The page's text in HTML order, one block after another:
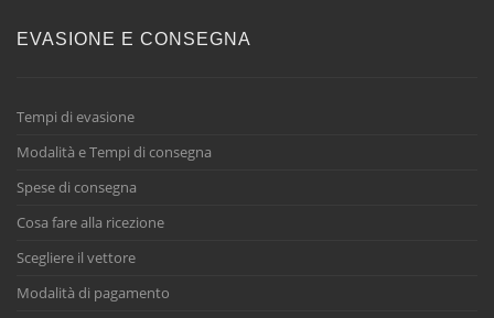
EVASIONE E CONSEGNA
Tempi di evasione
Modalità e Tempi di consegna
Spese di consegna
Cosa fare alla ricezione
Scegliere il vettore
Modalità di pagamento